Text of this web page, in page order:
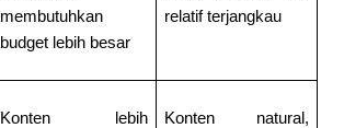
membutuhkan
budget lebih besar
relatif terjangkau
Konten lebih
Konten natural,